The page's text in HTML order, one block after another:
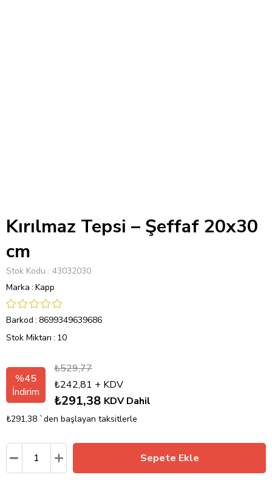
Kırılmaz Tepsi – Şeffaf 20x30
cm
Stok Kodu
43032030
Marka : Kapp
Barkod : 8699349639686
Stok Miktarı : 10
%45
İndirim
₺529,77
₺242,81 + KDV
KDV Dahil
₺291,38
₺291,38 `den başlayan taksitlerle